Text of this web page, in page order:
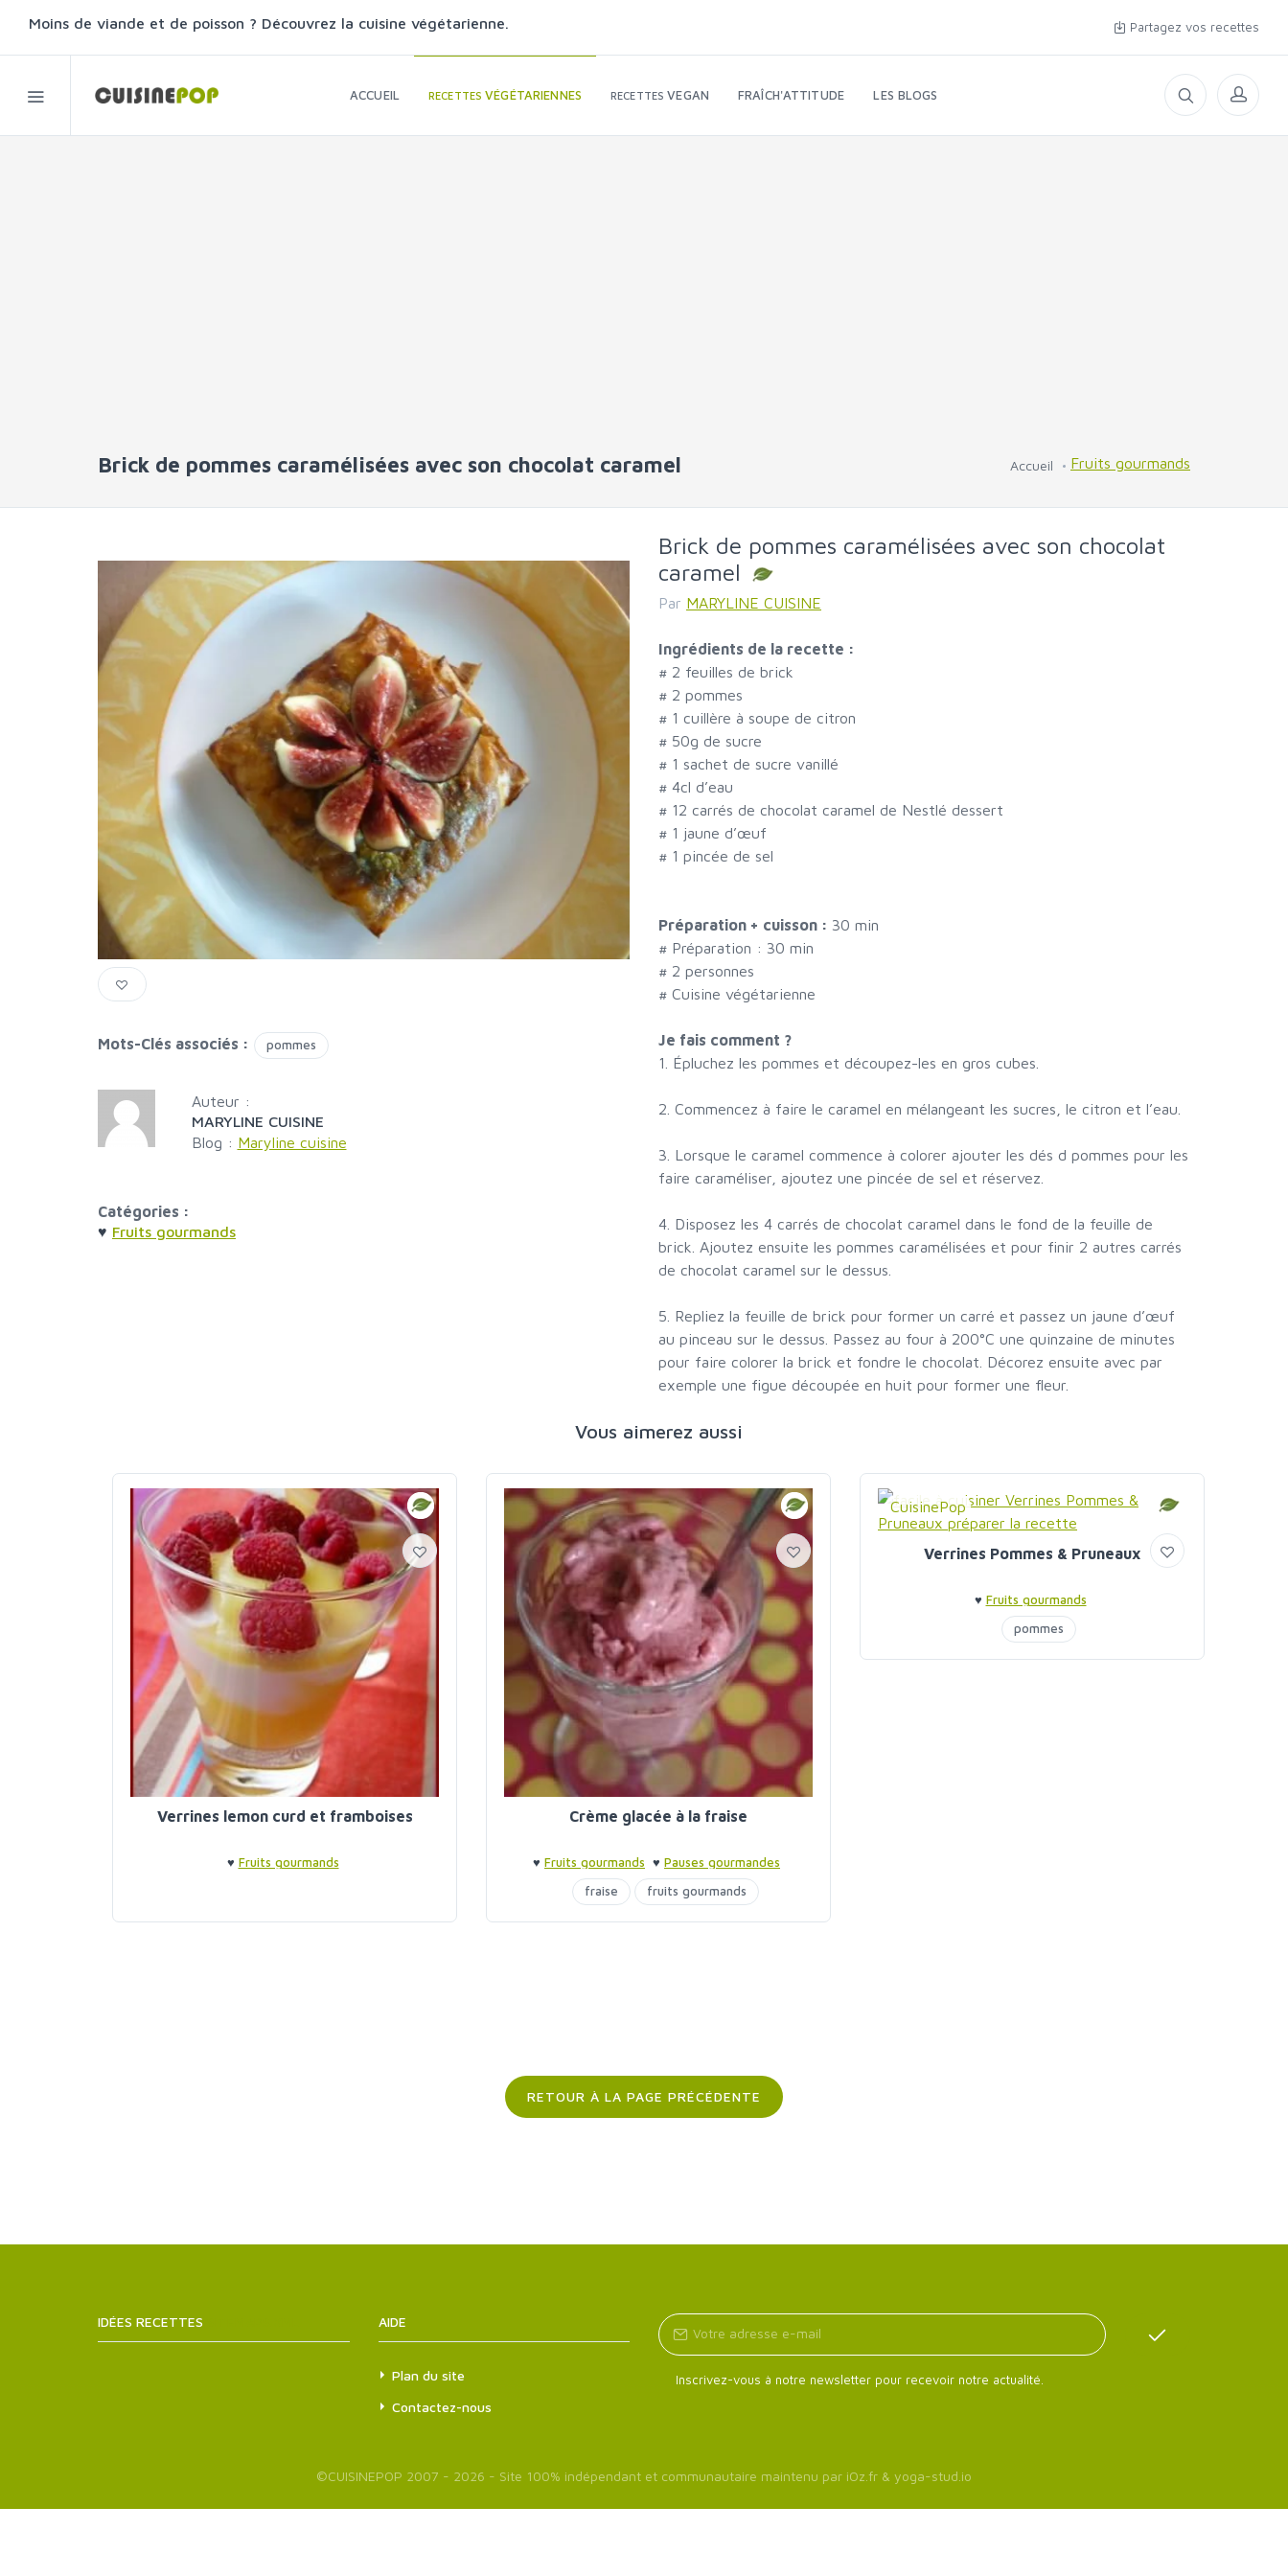
Moins de viande et de poisson ? Découvrez la cuisine végétarienne. Partagez vos recettes
ACCUEIL RECETTESVÉGÉTARIENNES RECETTESVEGAN FRAÎCH'ATTITUDE LES BLOGS
Brick de pommes caramélisées avec son chocolat caramel Accueil Fruits gourmands
Mots-Clés associés : pommes
Auteur :
MARYLINE CUISINE
Blog : Maryline cuisine
Catégories :
♥ Fruits gourmands
Brick de pommes caramélisées avec son chocolat
caramel
Par MARYLINE CUISINE
Ingrédients de la recette :
# 2 feuilles de brick
# 2 pommes
# 1 cuillère à soupe de citron
# 50g de sucre
# 1 sachet de sucre vanillé
# 4cl d’eau
# 12 carrés de chocolat caramel de Nestlé dessert
# 1 jaune d’œuf
# 1 pincée de sel
Préparation + cuisson : 30 min
# Préparation : 30 min
# 2 personnes
# Cuisine végétarienne
Je fais comment ?
1. Épluchez les pommes et découpez-les en gros cubes.
2. Commencez à faire le caramel en mélangeant les sucres, le citron et l’eau.
3. Lorsque le caramel commence à colorer ajouter les dés d pommes pour les
faire caraméliser, ajoutez une pincée de sel et réservez.
4. Disposez les 4 carrés de chocolat caramel dans le fond de la feuille de
brick. Ajoutez ensuite les pommes caramélisées et pour finir 2 autres carrés
de chocolat caramel sur le dessus.
5. Repliez la feuille de brick pour former un carré et passez un jaune d’œuf
au pinceau sur le dessus. Passez au four à 200°C une quinzaine de minutes
pour faire colorer la brick et fondre le chocolat. Décorez ensuite avec par
exemple une figue découpée en huit pour former une fleur.
Vous aimerez aussi
Verrines lemon curd et framboises
♥ Fruits gourmands
Crème glacée à la fraise
♥ Fruits gourmands ♥ Pauses gourmandes
fraise
fruits gourmands
glaces et sorbets lait de coco
CuisinePop
Verrines Pommes & Pruneaux
♥ Fruits gourmands
pommes
RETOUR À LA PAGE PRÉCÉDENTE
IDÉES RECETTES AIDE
Plan du site
Contactez-nous
Inscrivez-vous à notre newsletter pour recevoir notre actualité.
©CUISINEPOP 2007 - 2026 - Site 100% indépendant et communautaire maintenu par iOz.fr & yoga-stud.io